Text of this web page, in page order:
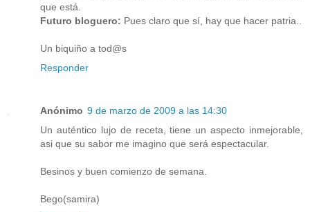
que está.
Futuro bloguero: Pues claro que sí, hay que hacer patria..
Un biquiño a tod@s
Responder
Anónimo 9 de marzo de 2009 a las 14:30
Un auténtico lujo de receta, tiene un aspecto inmejorable,
asi que su sabor me imagino que será espectacular.
Besinos y buen comienzo de semana.
Bego(samira)